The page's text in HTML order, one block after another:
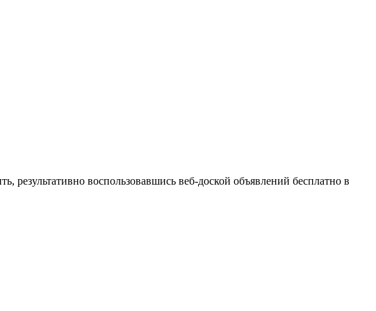
результативно воспользовавшись веб-доской объявлений бесплатно в